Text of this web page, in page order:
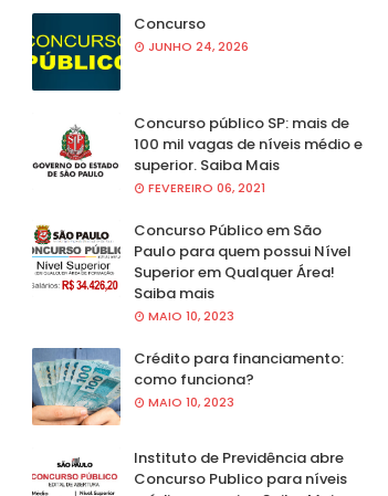
Concurso
JUNHO 24, 2026
Concurso público SP: mais de
100 mil vagas de níveis médio e
superior. Saiba Mais
FEVEREIRO 06, 2021
Concurso Público em São
Paulo para quem possui Nível
Superior em Qualquer Área!
Saiba mais
MAIO 10, 2023
Crédito para financiamento:
como funciona?
MAIO 10, 2023
Instituto de Previdência abre
Concurso Publico para níveis